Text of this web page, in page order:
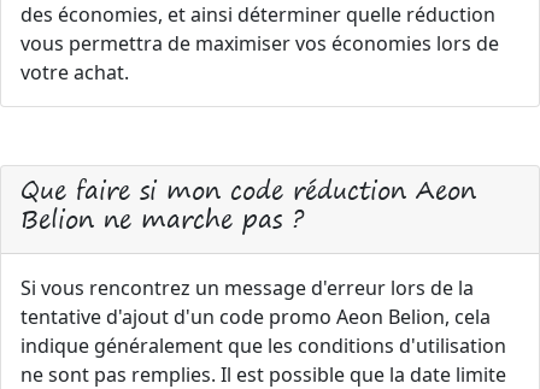
des économies, et ainsi déterminer quelle réduction
vous permettra de maximiser vos économies lors de
votre achat.
Que faire si mon code réduction Aeon
Belion ne marche pas ?
Si vous rencontrez un message d'erreur lors de la
tentative d'ajout d'un code promo Aeon Belion, cela
indique généralement que les conditions d'utilisation
ne sont pas remplies. Il est possible que la date limite